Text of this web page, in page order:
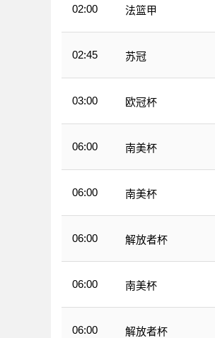
02:00 法篮甲
02:45 苏冠
03:00 欧冠杯
06:00 南美杯
06:00 南美杯
06:00 解放者杯
06:00 南美杯
06:00 解放者杯